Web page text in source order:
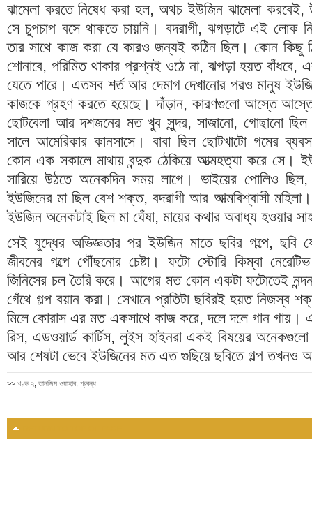
ঝামেলা করতে নিষেধ করা হল, অথচ ইউজিন ঝামেলা করবেই,
সে চুপচাপ বসে থাকতে চায়নি। বদরাগী, ঝগড়াটে এই লোক
তার সাথে কাজ করা যে কারও জন্যই কঠিন ছিল। কোন কিছু
শোনাবে, পরিমিত থাকার প্রশ্নই ওঠে না, ঝগড়া হয়ত বাঁধবে,
যেতে পারে। এতসব শর্ত আর দেমাগ দেখানোর পরও মানুষ
কাজকে গ্রহণ করতে হয়েছে। দাঁড়ান, কারণগুলো আস্তে আস্তে
ছোটবেলা আর দশজনের মত খুব সুন্দর, সাজানো, গোছানো
সালে আমেরিকার কানসাসে। বাবা ছিল ছোটখাটো গমের
কোন এক সকালে মাথায় বন্দুক ঠেকিয়ে আত্মহত্যা করে সে।
সারিয়ে উঠতে অনেকদিন সময় লাগে। ভাইয়ের পোলিও
ইউজিনের মা ছিল বেশ শক্ত, বদরাগী আর আত্মবিশ্বাসী
ইউজিন অনেকটাই ছিল মা ঘেঁষা, মায়ের কথার অবাধ্য হওয়ার
সেই যুদ্ধের অভিজ্ঞতার পর ইউজিন মাতে ছবির গল্পে, ছবি
জীবনের গল্পে পৌঁছনোর চেষ্টা। ফটো স্টোরি কিম্বা
জিনিসের চল তৈরি করে। আগের মত কোন একটা ফটোতেই নন্দন
গেঁথে গল্প বয়ান করা। সেখানে প্রতিটা ছবিরই হয়ত নিজস্ব
মিলে কোরাস এর মত একসাথে কাজ করে, দলে দলে গান
রিস, এডওয়ার্ড কার্টিস, লুইস হাইনরা একই বিষয়ের
আর শেষটা ভেবে ইউজিনের মত এত গুছিয়ে ছবিতে গল্প তখনও
>> খণ্ড ২ তানজিম ওয়াহাব প্রবন্ধ